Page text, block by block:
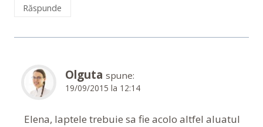
Răspunde
Olguta spune:
19/09/2015 la 12:14
Elena, laptele trebuie sa fie acolo altfel aluatul